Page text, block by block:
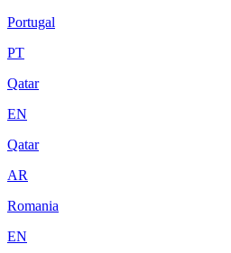
Portugal
PT
Qatar
EN
Qatar
AR
Romania
EN